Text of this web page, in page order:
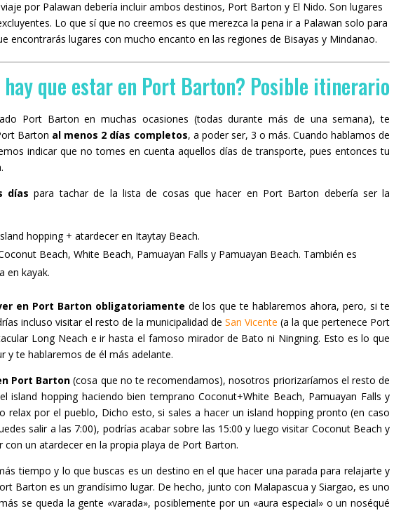
por Palawan debería incluir ambos destinos, Port Barton y El Nido. Son lugares
Lo que sí que no creemos es que merezca la pena ir a Palawan solo para
encontrarás lugares con mucho encanto en las regiones de Bisayas y Mindanao.
hay que estar en Port Barton? Posible itinerario
Port Barton en muchas ocasiones (todas durante más de una semana), te
Barton al menos 2 días completos, a poder ser, 3 o más. Cuando hablamos de
indicar que no tomes en cuenta aquellos días de transporte, pues entonces tu
días para tachar de la lista de cosas que hacer en Port Barton debería ser la
hopping + atardecer en Itaytay Beach.
Beach, White Beach, Pamuayan Falls y Pamuayan Beach. También es
en kayak.
en Port Barton obligatoriamente de los que te hablaremos ahora, pero, si te
incluso visitar el resto de la municipalidad deSan Vicente (a la que pertenece Port
Long Neach e ir hasta el famoso mirador de Bato ni Ningning. Esto es lo que
y te hablaremos de él más adelante.
Port Barton (cosa que no te recomendamos), nosotros priorizaríamos el resto de
island hopping haciendo bien temprano Coconut+White Beach, Pamuayan Falls y
relax por el pueblo, Dicho esto, si sales a hacer un island hopping pronto (en caso
salir a las 7:00), podrías acabar sobre las 15:00 y luego visitar Coconut Beach y
con un atardecer en la propia playa de Port Barton.
tiempo y lo que buscas es un destino en el que hacer una parada para relajarte y
Barton es un grandísimo lugar. De hecho, junto con Malapascua y Siargao, es uno
se queda la gente «varada», posiblemente por un «aura especial» o un noséqué